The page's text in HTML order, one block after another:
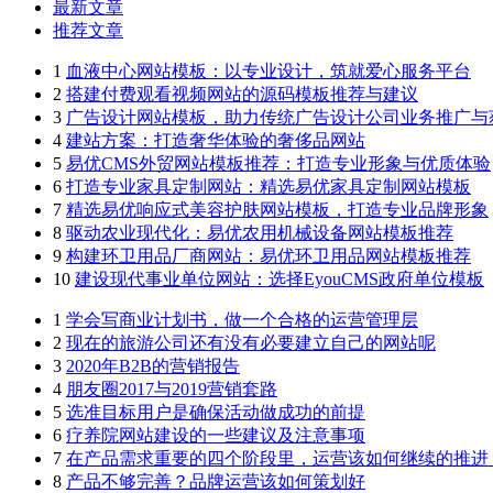
最新文章
推荐文章
1 血液中心网站模板：以专业设计，筑就爱心服务平台
2 搭建付费观看视频网站的源码模板推荐与建议
3 广告设计网站模板，助力传统广告设计公司业务推广与
4 建站方案：打造奢华体验的奢侈品网站
5 易优CMS外贸网站模板推荐：打造专业形象与优质体验
6 打造专业家具定制网站：精选易优家具定制网站模板
7 精选易优响应式美容护肤网站模板，打造专业品牌形象
8 驱动农业现代化：易优农用机械设备网站模板推荐
9 构建环卫用品厂商网站：易优环卫用品网站模板推荐
10 建设现代事业单位网站：选择EyouCMS政府单位模板
1 学会写商业计划书，做一个合格的运营管理层
2 现在的旅游公司还有没有必要建立自己的网站呢
3 2020年B2B的营销报告
4 朋友圈2017与2019营销套路
5 选准目标用户是确保活动做成功的前提
6 疗养院网站建设的一些建议及注意事项
7 在产品需求重要的四个阶段里，运营该如何继续的推进
8 产品不够完善？品牌运营该如何策划好